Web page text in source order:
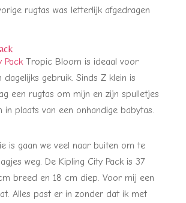
rugtas was letterlijk afgedragen
PackTropic Bloom is ideaal voor
dagelijks gebruik. Sinds Z klein is
een rugtas om mijn en zijn spulletjes
in plaats van een onhandige babytas.
is gaan we veel naar buiten om te
weg. De Kipling City Pack is 37
breed en 18 cm diep. Voor mij een
Alles past er in zonder dat ik met